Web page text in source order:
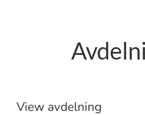
View avdelning